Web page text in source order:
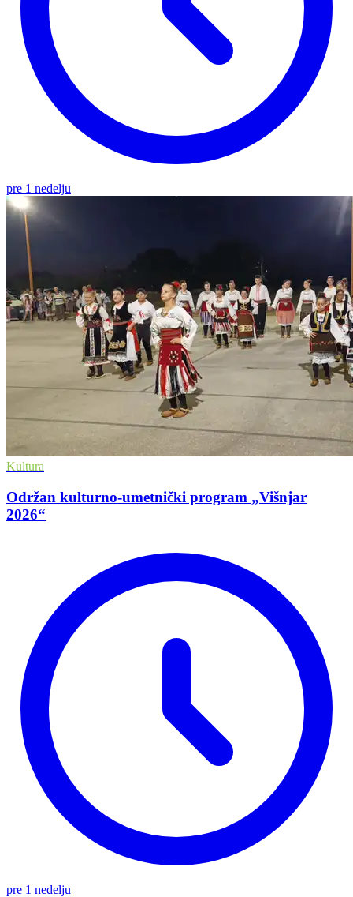
pre 1 nedelju
Kultura
Održan kulturno-umetnički program „Višnjar
2026“
pre 1 nedelju